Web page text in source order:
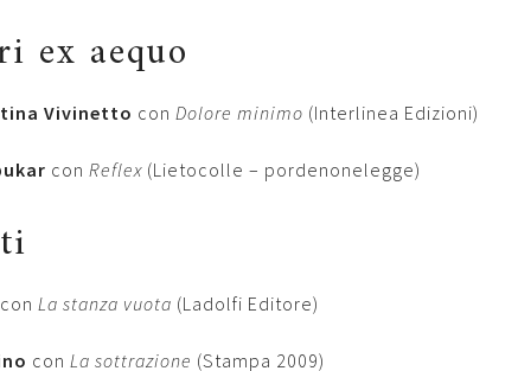
ex aequo
Vivinetto conDolore minimo (Interlinea Edizioni)
conReflex (Lietocolle – pordenonelegge)
conLa stanza vuota (Ladolfi Editore)
conLa sottrazione (Stampa 2009)